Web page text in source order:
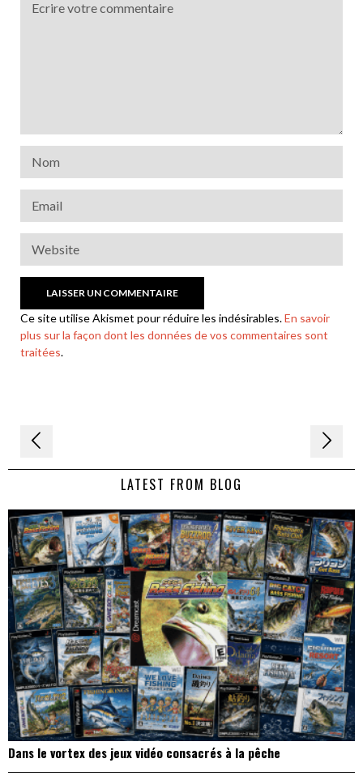
Ce site utilise Akismet pour réduire les indésirables.En savoir
plus sur la façon dont les données de vos commentaires sont
traitées.
Navigation
de LATEST FROM BLOG
Dans le vortex des jeux vidéo consacrés à la pêche